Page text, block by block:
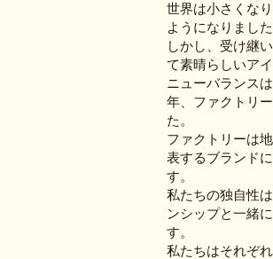
世界は小さくな
ようになりました
しかし、受け継
て素晴らしいア
ニューバランス
年、ファクトリ
た。
ファクトリーは
表するブランド
す。
私たちの独自性
ンシップと一緒
す。
私たちはそれぞ